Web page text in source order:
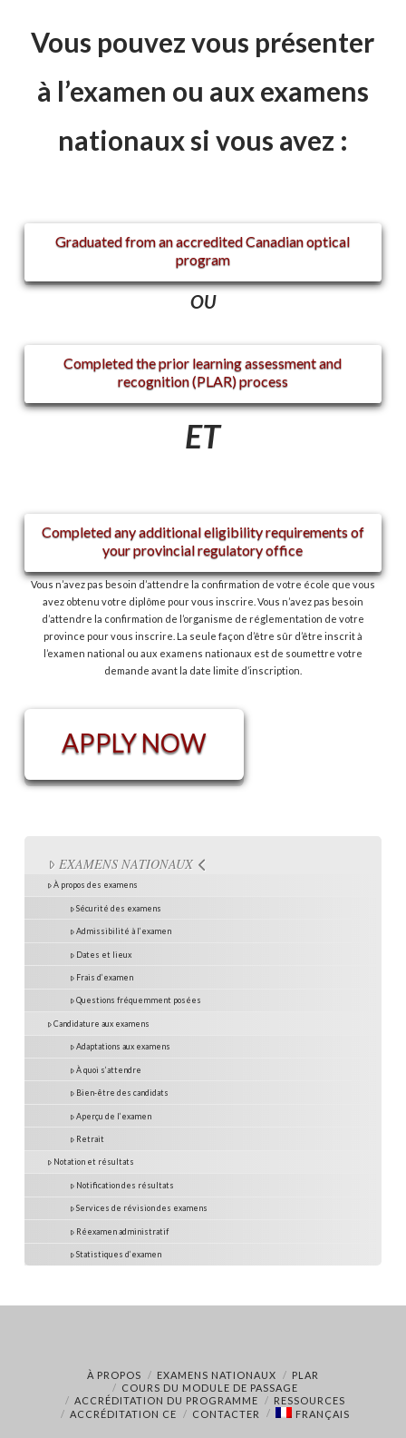
Vous pouvez vous présenter
à l’examen ou aux examens
nationaux si vous avez :
Graduated from an accredited Canadian optical
program
OU
Completed the prior learning assessment and
recognition (PLAR) process
ET
Completed any additional eligibility requirements of
your provincial regulatory office
Vous n’avez pas besoin d’attendre la confirmation de votre école que vous
avez obtenu votre diplôme pour vous inscrire. Vous n’avez pas besoin
d’attendre la confirmation de l’organisme de réglementation de votre
province pour vous inscrire. La seule façon d’être sûr d’être inscrit à
l’examen national ou aux examens nationaux est de soumettre votre
demande avant la date limite d’inscription.
APPLY NOW
EXAMENS NATIONAUX
À propos des examens
Sécurité des examens
Admissibilité à l’examen
Dates et lieux
Frais d’examen
Questions fréquemment posées
Candidature aux examens
Adaptations aux examens
À quoi s’attendre
Bien-être des candidats
Aperçu de l’examen
Retrait
Notation et résultats
Notification des résultats
Services de révision des examens
Réexamen administratif
Statistiques d’examen
À PROPOS EXAMENS NATIONAUX
PLAR
COURS DU MODULE DE PASSAGE
ACCRÉDITATION DU PROGRAMME
RESSOURCES
ACCRÉDITATION CE
CONTACTER FRANÇAIS